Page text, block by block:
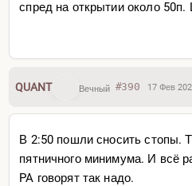
спред на открытии около
QUANT Вечный #390 17 Фев
В 2:50 пошли сносить стопы.
пятничного минимума. И всё
PA говорят так надо.